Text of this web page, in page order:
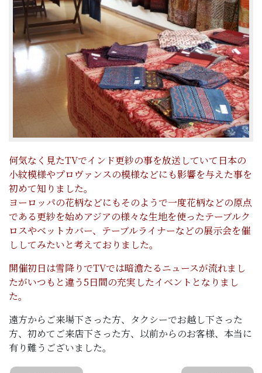
何気なく見たTVでインド更紗の事を放送していて日本の
小紋模様やプロヴァンスの模様などにも影響を与えた事を
初めて知りました。
ヨーロッパの花柄などにもそのようで一度花柄などの原点
である更紗を始めアジアの様々な生地を使ったテーブルク
ロスやベットカバー、テーブルライナーなどの展示会を催
ししてみたいと考えておりました。
開催初日は雪降りでTVでは暗澹たるニュースが流れまし
たがいつもと違う5日間の充実したイベントとなりまし
た。
遠方からご来場下さった方、タクシーでお越し下さった
方、初めてご来店下さった方、以前からのお客様、本当に
有り難うございました。